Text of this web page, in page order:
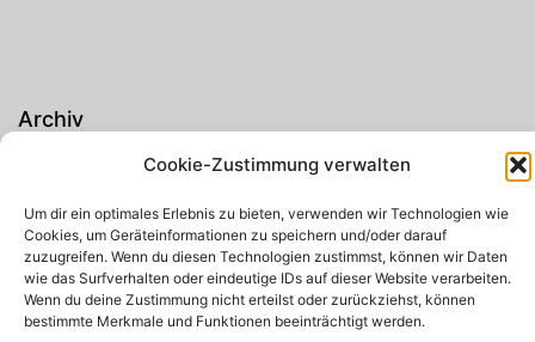
Cookie-Zustimmung verwalten
Um dir ein optimales Erlebnis zu bieten, verwenden wir Technologien wie
Cookies, um Geräteinformationen zu speichern und/oder darauf
zuzugreifen. Wenn du diesen Technologien zustimmst, können wir Daten
wie das Surfverhalten oder eindeutige IDs auf dieser Website verarbeiten.
Wenn du deine Zustimmung nicht erteilst oder zurückziehst, können
bestimmte Merkmale und Funktionen beeinträchtigt werden.
Archiv
Suchen
Suchen